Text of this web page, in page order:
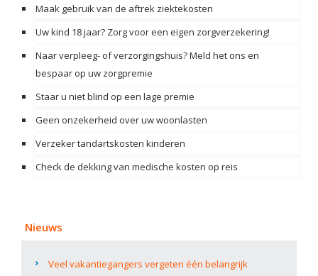
Maak gebruik van de aftrek ziektekosten
Uw kind 18 jaar? Zorg voor een eigen zorgverzekering!
Naar verpleeg- of verzorgingshuis? Meld het ons en
bespaar op uw zorgpremie
Staar u niet blind op een lage premie
Geen onzekerheid over uw woonlasten
Verzeker tandartskosten kinderen
Check de dekking van medische kosten op reis
Nieuws
Veel vakantiegangers vergeten één belangrijk